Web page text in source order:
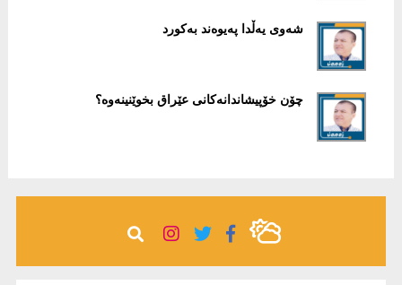
شەوی یەڵدا پەیوەند بەکورد
چۆن خۆپیشاندانەکانی عێراق بخوێنینەوە؟